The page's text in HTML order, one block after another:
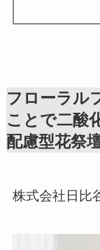
フローラル
ことで二酸
配慮型花祭壇
株式会社日比